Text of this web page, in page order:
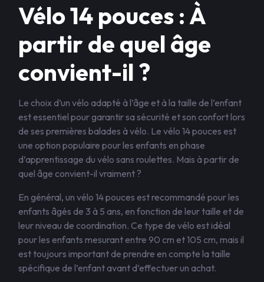
Vélo 14 pouces : À
partir de quel âge
convient-il ?
Le choix d’un vélo adapté à l’âge et à la taille de l’enfant
est essentiel pour garantir sa sécurité et son confort lors
de ses premières balades à vélo. Le vélo 14 pouces est
une option populaire pour les enfants en phase
d’apprentissage du vélo sans roulettes. Mais à partir de
quel âge convient-il vraiment ?
En général, un vélo 14 pouces est recommandé pour les
enfants âgés de 3 à 5 ans, en fonction de leur taille et de
leur niveau de coordination. Ce type de vélo est idéal
pour les enfants mesurant entre 90 cm et 105 cm, mais il
est toujours important de prendre en compte la taille
spécifique de l’enfant avant d’effectuer un achat.